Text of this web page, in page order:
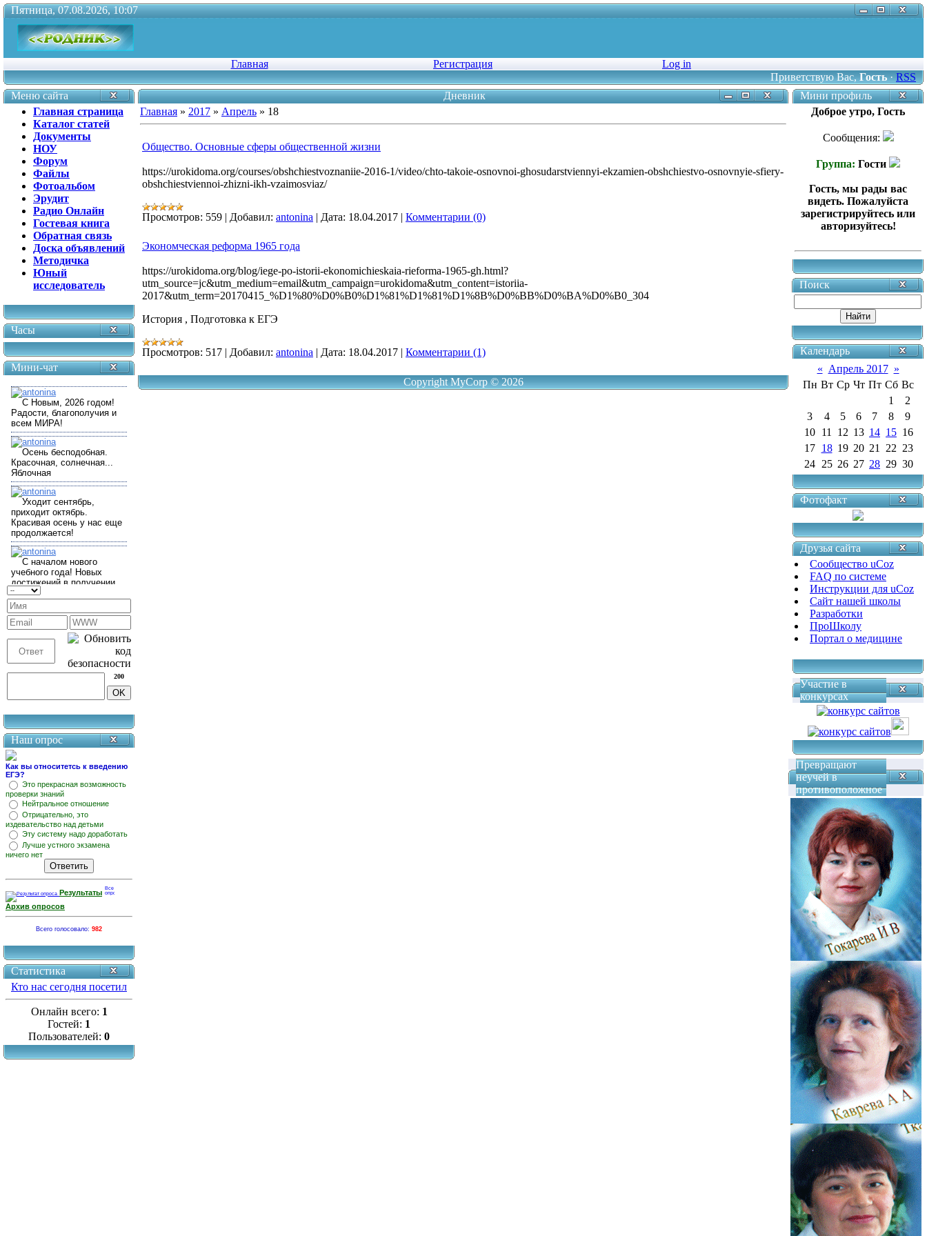
Пятница, 07.08.2026, 10:07
Главная Регистрация
Log in
Приветствую Вас,Гость·RSS
Меню сайта
Главная страница
Каталог статей
Документы
НОУ
Форум
Файлы
Фотоальбом
Эрудит
Радио Онлайн
Гостевая книга
Обратная связь
Доска объявлений
Методичка
Юный
исследователь
Часы
Мини-чат
200
Наш опрос
Как вы относитетсь к введению
ЕГЭ?
Это прекрасная возможность
проверки знаний
Нейтральное отношение
Отрицательно, это
издевательство над детьми
Эту систему надо доработать
Лучше устного экзамена
ничего нет
Результаты
Архив опросов
Всего голосовало: 982
Статистика
Кто нас сегодня посетил
Онлайн всего: 1
Гостей: 1
Пользователей: 0
Дневник
Главная » 2017 » Апрель » 18
Общество. Основные сферы общественной жизни
https://urokidoma.org/courses/obshchiestvoznaniie-2016-1/video/chto-takoie-osnovnoi-ghosudarstviennyi-ekzamien-obshchiestvo-osnovnyie-sfiery-
obshchiestviennoi-zhizni-ikh-vzaimosviaz/
Просмотров: 559 | Добавил: antonina | Дата: 18.04.2017 | Комментарии (0)
Экономческая реформа 1965 года
https://urokidoma.org/blog/iege-po-istorii-ekonomichieskaia-rieforma-1965-gh.html?
utm_source=jc&utm_medium=email&utm_campaign=urokidoma&utm_content=istoriia-
2017&utm_term=20170415_%D1%80%D0%B0%D1%81%D1%81%D1%8B%D0%BB%D0%BA%D0%B0_304
История , Подготовка к ЕГЭ
Просмотров: 517 | Добавил: antonina | Дата: 18.04.2017 | Комментарии (1)
Copyright MyCorp © 2026
Мини профиль
Доброе утро, Гость
Сообщения:
Группа: Гости
Гость, мы рады вас
видеть. Пожалуйста
зарегистрируйтесь или
авторизуйтесь!
Поиск
Календарь
« Апрель 2017 »
Пн Вт Ср Чт Пт Сб Вс
1
2
3
4 5 6 7 8
9
10 11 12 13 14 15 16
17 18 19 20 21 22 23
24 25 26 27 28 29 30
Фотофакт
Друзья сайта
Сообщество uCoz
FAQ по системе
Инструкции для uCoz
Сайт нашей школы
Разработки
ПроШколу
Портал о медицине
Участие в
конкурсах
Превращают
неучей в
противоположное